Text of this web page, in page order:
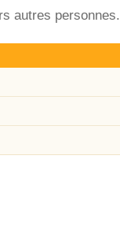
autres personnes.